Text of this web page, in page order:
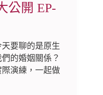
公開 EP-
要聊的是原生
的婚姻關係？
演練，一起做